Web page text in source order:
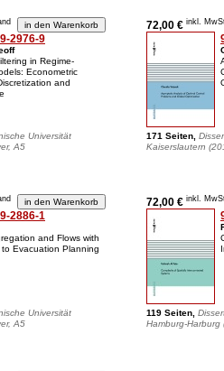
2976-9
in Regime-
Econometric
and
Universität
A5
2886-1
and Flows with
Evacuation Planning
Universität
A5
72,00 € inkl.
171 Seiten,
Kaiserslautern
72,00 € inkl.
119 Seiten,
Hamburg-